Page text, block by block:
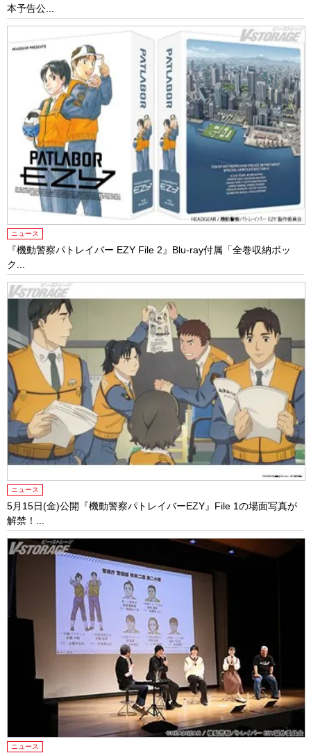
本予告公...
ニュース
『機動警察パトレイバー EZY File 2』Blu-ray付属「全巻収納ボッ
ク...
ニュース
5月15日(金)公開『機動警察パトレイバーEZY』File 1の場面写真が
解禁！...
ニュース